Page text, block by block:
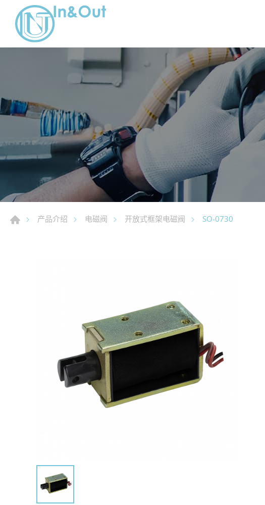
产品介绍 电磁阀 开放式框架电磁阀 SO-0730